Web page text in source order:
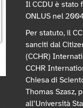
Il CCDU è stato
ONLUS nel
Per statuto, il
sanciti dal
(CCHR)
CCHR
Chiesa di
Thomas Szasz,
all’Università